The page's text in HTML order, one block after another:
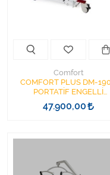
Comfort
COMFORT PLUS DM-
PORTATİF ENGELLİ
TRANSFER LİFTİ
47.900,00